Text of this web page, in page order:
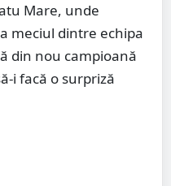
Mare, unde
meciul dintre echipa
din nou campioană
i facă o surpriză